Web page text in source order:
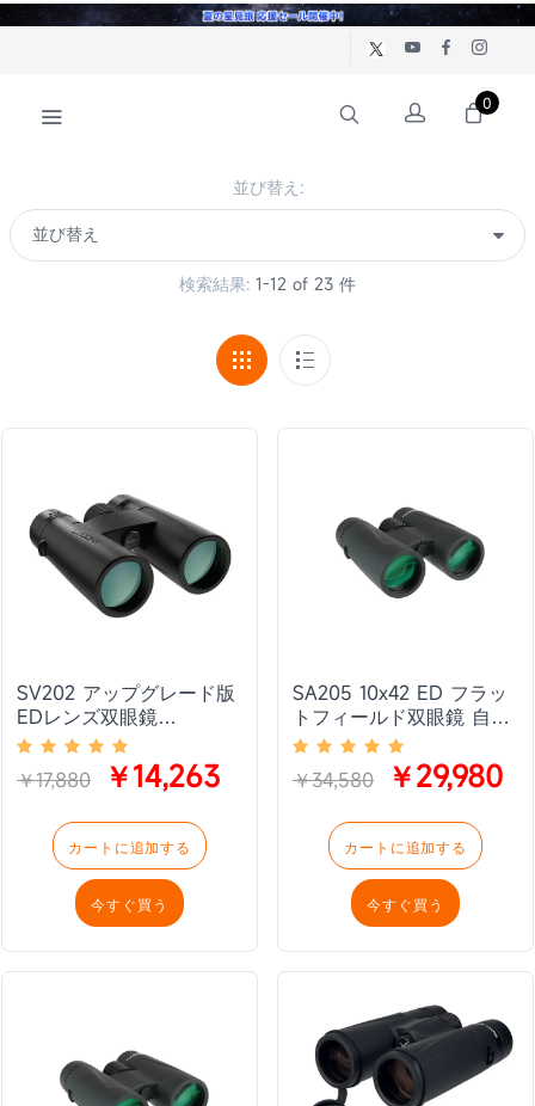
0
並び替え:
検索結果: 1-12 of 23 件
SV202 アップグレード版
EDレンズ双眼鏡
8x32/8x42/10x42 Bak4プ
リズム 広視野角 IPX7防水
防曇 バードウォッチング
￥17,880 ￥14,263
カートに追加する
今すぐ買う
SA205 10x42 ED フラッ
トフィールド双眼鏡 自然
観察 観光 スポーツ観戦用
￥34,580 ￥29,980
カートに追加する
今すぐ買う